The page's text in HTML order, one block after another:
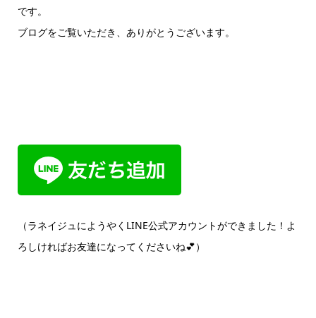
です。
ブログをご覧いただき、ありがとうございます。
（ラネイジュにようやくLINE公式アカウントができました！よ
ろしければお友達になってくださいね💕）